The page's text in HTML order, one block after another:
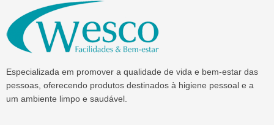
Especializada em promover a qualidade de vida e bem-estar das
pessoas, oferecendo produtos destinados à higiene pessoal e a
um ambiente limpo e saudável.